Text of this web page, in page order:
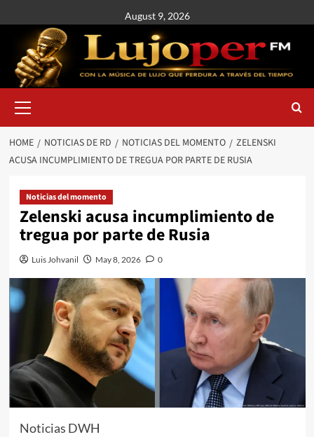
August 9, 2026
HOME NOTICIAS DE RD NOTICIAS DEL MOMENTO
ZELENSKI
ACUSA INCUMPLIMIENTO DE TREGUA POR PARTE DE RUSIA
Noticias del momento
Zelenski acusa incumplimiento de
tregua por parte de Rusia
Luis Johvanil May 8, 2026 0
Noticias DWH